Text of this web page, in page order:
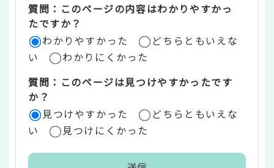
リ
ア
質問：このページの内容はわかりやすかっ
たですか？
わかりやすかった
どちらともいえな
い
わかりにくかった
質問：このページは見つけやすかったです
か？
見つけやすかった
どちらともいえな
い
見つけにくかった